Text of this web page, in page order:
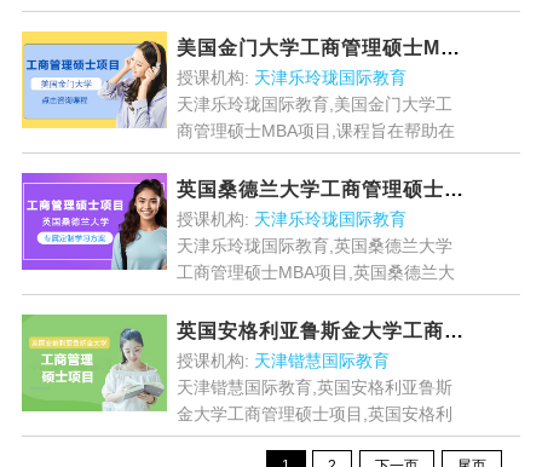
养具有国际视野的优秀专业学术能力,管理
思维能力和就职创业能力,使学生具有战略
规划视...
[详情]
美国金门大学工商管理硕士MBA项目
授课机构: 天津乐玲珑国际教育
天津乐玲珑国际教育,美国金门大学工
商管理硕士MBA项目,课程旨在帮助在
职专业人士实现职业目标,培养商业敏
锐度,领导技能和专业背景....[详情] 英国桑德兰大学工商管理硕士MBA项目
授课机构: 天津乐玲珑国际教育
天津乐玲珑国际教育,英国桑德兰大学
工商管理硕士MBA项目,英国桑德兰大
学mba课程核心教学内容主要是培养学
员的领导能力,通过一定的教学方法,实
践项目,提高学员的...[详情]
英国安格利亚鲁斯金大学工商管理硕士项目
授课机构: 天津锴慧国际教育
天津锴慧国际教育,英国安格利亚鲁斯
金大学工商管理硕士项目,英国安格利
亚鲁斯金大学在职硕士MBA项目是一